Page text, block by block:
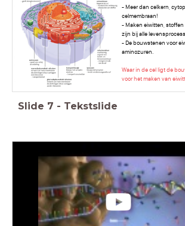
- Meer dan celkern,
celmembraan!
- Maken eiwitten,
zijn bij alle
- De bouwstenen voor
aminozuren.
Waar in de cel ligt de
voor het maken van
Slide 7 - Tekstslide